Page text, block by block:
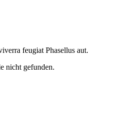
feugiat Phasellus aut.
nicht gefunden.